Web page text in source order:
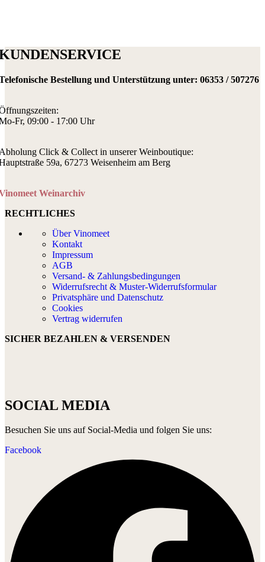
Bestellung und Unterstützung unter: 06353 / 507276
Fr, 09:00 - 17:00 Uhr
Click & Collect in unserer Weinboutique:
59a, 67273 Weisenheim am Berg
Weinarchiv
RECHTLICHES
Über Vinomeet
Kontakt
Impressum
AGB
Versand- & Zahlungsbedingungen
Widerrufsrecht & Muster-Widerrufsformular
Privatsphäre und Datenschutz
Cookies
Vertrag widerrufen
SICHER BEZAHLEN & VERSENDEN
SOCIAL MEDIA
Besuchen Sie uns auf Social-Media und folgen Sie uns:
Facebook